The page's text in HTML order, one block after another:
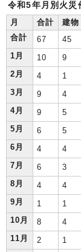
令和5年月別火災
月
合計 建物
合計
67 45
1月
10 9
2月
4 1
3月
9 4
4月
9 5
5月
6 5
6月
4 4
7月
6 3
8月
4 4
9月
1 1
10月
8 4
11月
2 1